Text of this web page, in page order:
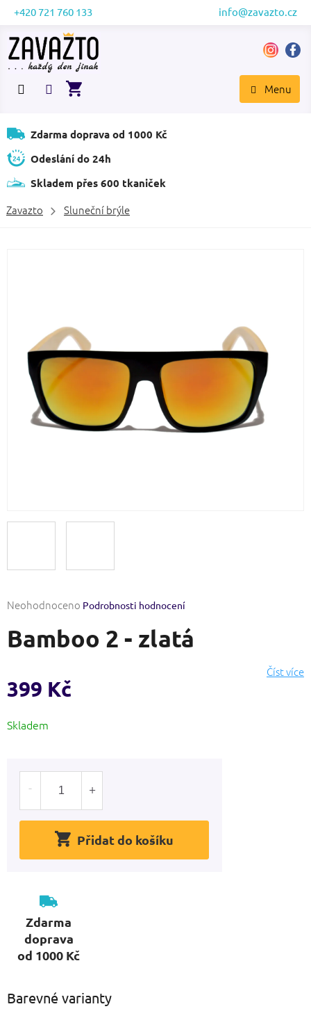
Přejít
obsah
+420 721 760 133 info@zavazto.cz
NÁKUPNÍ
Zdarma doprava od 1000 Kč
Odeslání do 24h
Skladem přes 600 tkaniček
Zavazto Sluneční brýle
Průměrné
produktu
je
5
hvězdiček.
Neohodnoceno Podrobnosti hodnocení
Bamboo 2 - zlatá
Číst více
399 Kč
cena:
Skladem
Přidat do košíku
Zdarma
doprava
od 1000 Kč
Barevné varianty